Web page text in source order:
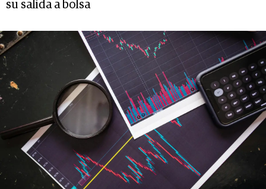
su salida a bolsa